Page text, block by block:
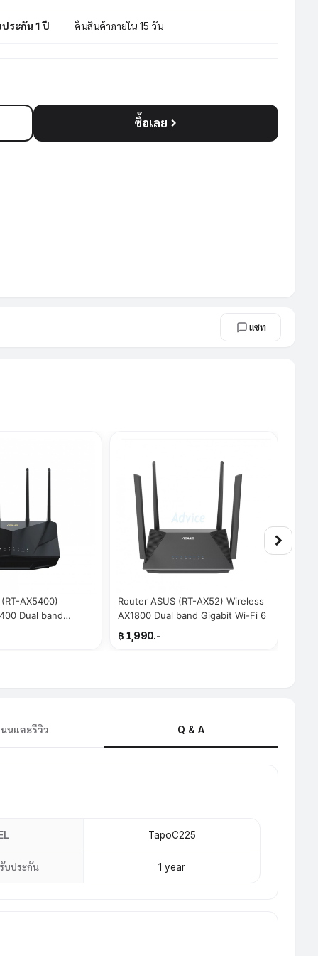
ระกัน 1 ปี คืนสินค้าภายใน 15 วัน
ซื้อเลย
แชท
AX5400)
Dual band
Router ASUS (RT-AX52) Wireless
AX1800 Dual band Gigabit Wi-Fi 6
฿ 1,990.-
นและรีวิว Q & A
TapoC225
บประกัน 1 year